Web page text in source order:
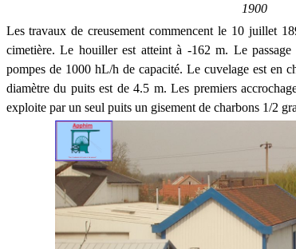
1900
Les travaux de creusement commencent le 10 juillet
cimetière. Le houiller est atteint à -162 m. Le
pompes de 1000 hL/h de capacité. Le cuvelage est en
diamètre du puits est de 4.5 m. Les premiers
exploite par un seul puits un gisement de charbons 1/2